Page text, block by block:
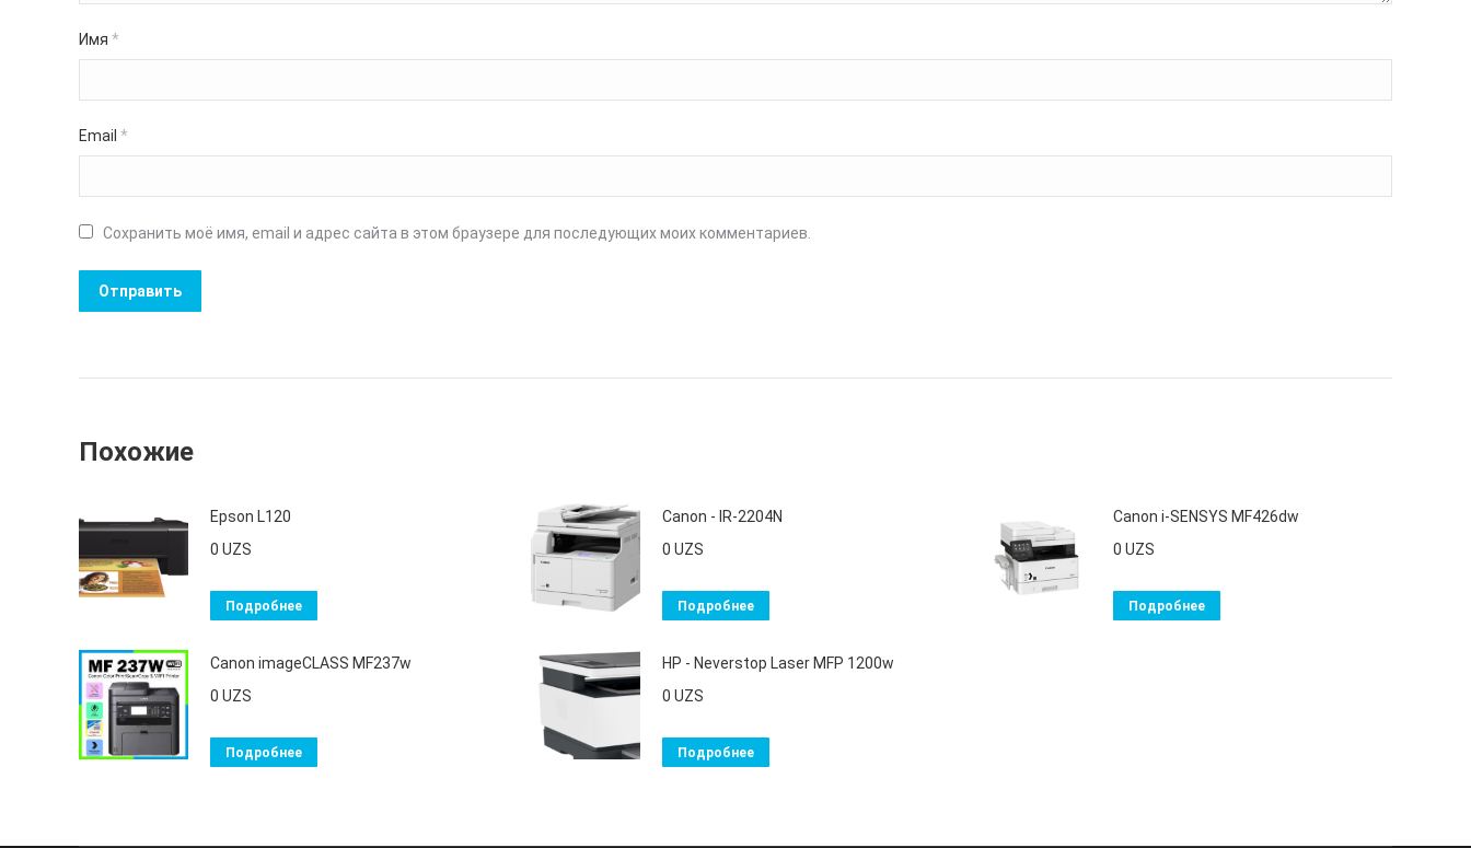
Имя *
Email *
Сохранить моё имя, email и адрес сайта в этом браузере для последующих моих комментариев.
Похожие
Epson L120
0 UZS
Подробнее
Canon - IR-2204N
0 UZS
Подробнее
Canon i-SENSYS MF426dw
0 UZS
Подробнее
Canon imageCLASS MF237w
0 UZS
Подробнее
HP - Neverstop Laser MFP 1200w
0 UZS
Подробнее